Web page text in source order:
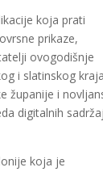
koja prati
prikaze,
ovogodišnje
i slatinskog
županije i
digitalnih
koja je